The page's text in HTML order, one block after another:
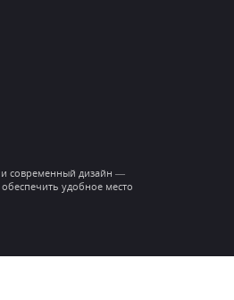
и современный дизайн —
удобное место